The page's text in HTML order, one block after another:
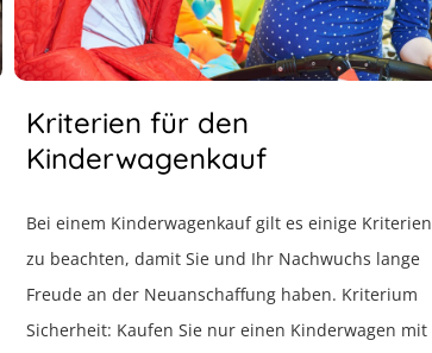
Kriterien für den
Kinderwagenkauf
Bei einem Kinderwagenkauf gilt es einige Kriterien
zu beachten, damit Sie und Ihr Nachwuchs lange
Freude an der Neuanschaffung haben. Kriterium
Sicherheit: Kaufen Sie nur einen Kinderwagen mit